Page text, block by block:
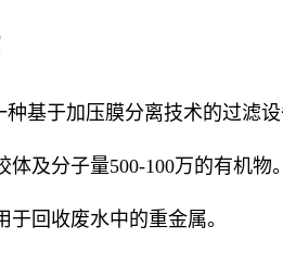
种基于加压膜分离技术的过滤
体及分子量500-100万的有机物
于回收废水中的重金属。